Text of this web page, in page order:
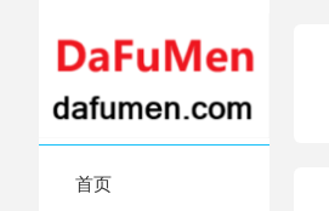
首页